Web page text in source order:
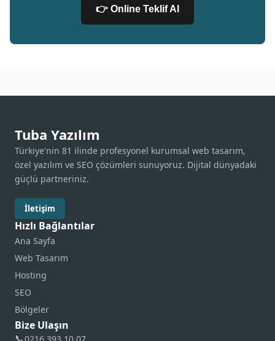
👉 Online Teklif Al
Tuba Yazılım
Türkiye'nin 81 ilinde profesyonel kurumsal web tasarım,
özel yazılım ve SEO çözümleri sunuyoruz. Dijital dünyadaki
güçlü partneriniz.
İletişim
Hızlı Bağlantılar
Ana Sayfa
Web Tasarım
Hosting
SEO
Bölgeler
Bize Ulaşın
0216 393 10 07